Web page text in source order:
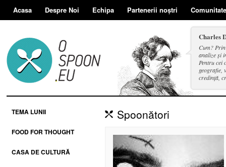
Acasa Despre Noi Echipa Partenerii noștri
Charles
Cum?
analize și
Pentru cei
geografie,
credință,
TEMA LUNII
FOOD FOR THOUGHT
CASA DE CULTURĂ
Spoonători